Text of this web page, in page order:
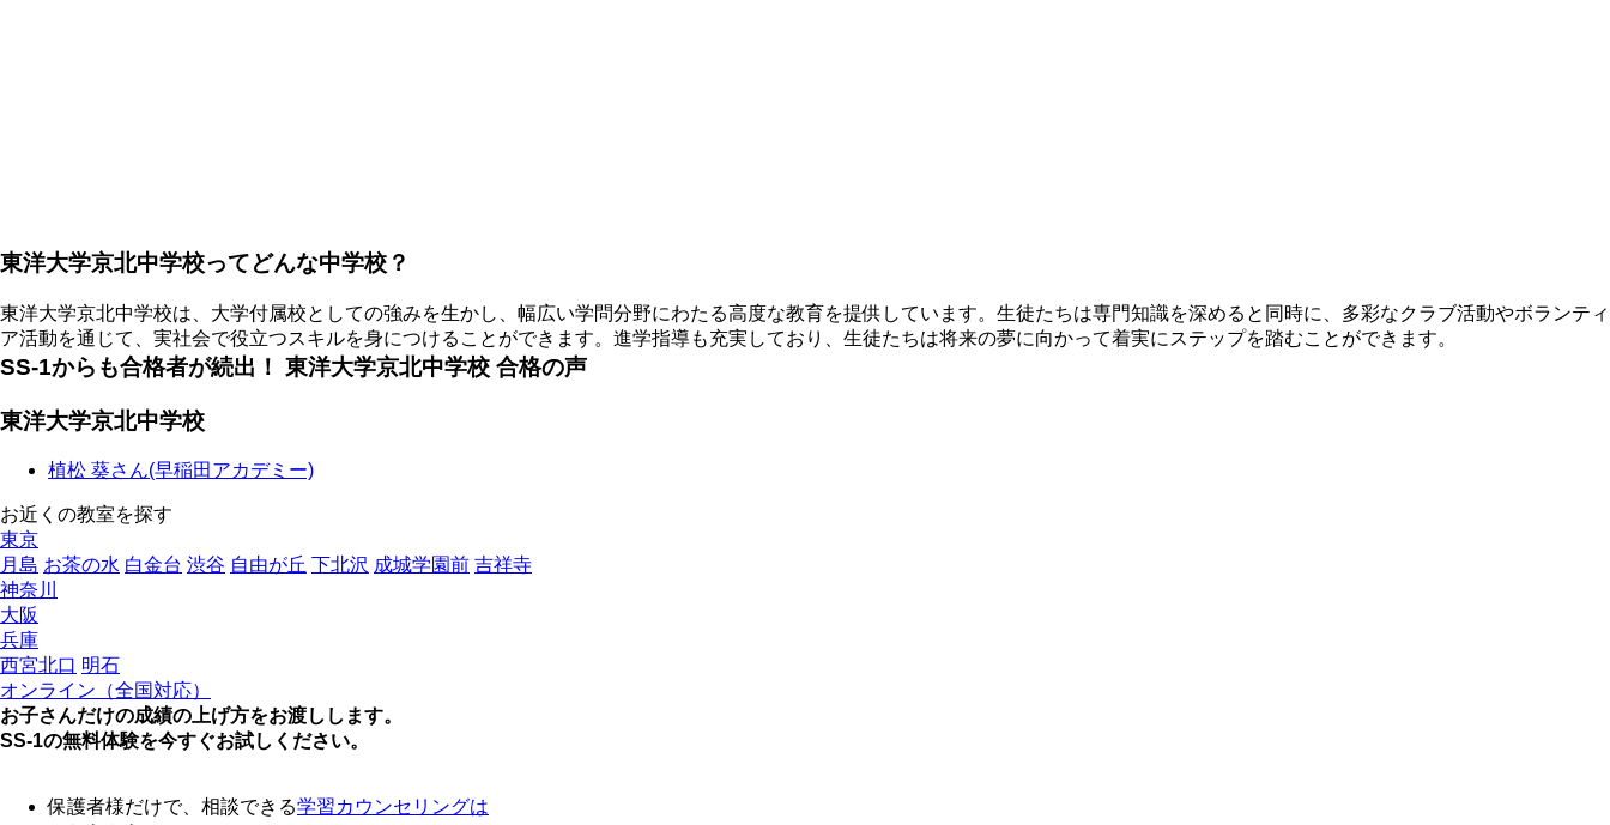
東洋大学京北中学校ってどんな中学校？
東洋大学京北中学校は、大学付属校としての強みを生かし、幅広い学問分野にわたる高度な教育を提供しています。生徒たちは専門知識を深めると同時に、多彩なクラブ活動やボランティ
ア活動を通じて、実社会で役立つスキルを身につけることができます。進学指導も充実しており、生徒たちは将来の夢に向かって着実にステップを踏むことができます。
SS-1からも合格者が続出！ 東洋大学京北中学校 合格の声
東洋大学京北中学校
植松 葵さん(早稲田アカデミー)
お近くの教室を探す
東京
月島 お茶の水 白金台 渋谷 自由が丘 下北沢 成城学園前 吉祥寺
神奈川
大阪
兵庫
西宮北口 明石
オンライン（全国対応）
お子さんだけの成績の上げ方をお渡しします。
SS-1の無料体験を今すぐお試しください。
保護者様だけで、相談できる学習カウンセリングは